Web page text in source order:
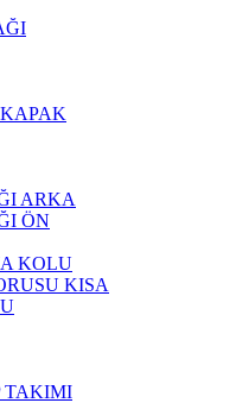
KAPAK
ARKA
ÖN
KOLU
KISA
TAKIMI